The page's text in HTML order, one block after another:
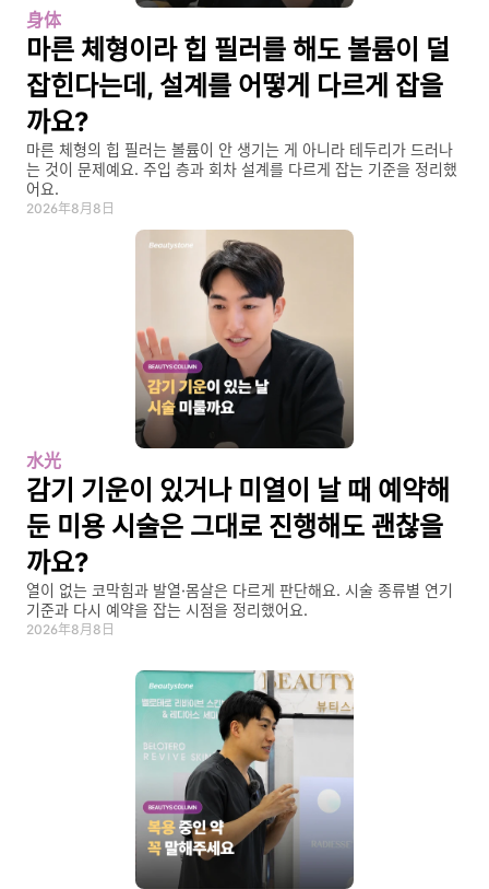
身体
마른 체형이라 힙 필러를 해도 볼륨이 덜
잡힌다는데, 설계를 어떻게 다르게 잡을
까요?
마른 체형의 힙 필러는 볼륨이 안 생기는 게 아니라 테두리가 드러나
는 것이 문제예요. 주입 층과 회차 설계를 다르게 잡는 기준을 정리했
어요.
2026年8月8日
水光
감기 기운이 있거나 미열이 날 때 예약해
둔 미용 시술은 그대로 진행해도 괜찮을
까요?
열이 없는 코막힘과 발열·몸살은 다르게 판단해요. 시술 종류별 연기
기준과 다시 예약을 잡는 시점을 정리했어요.
2026年8月8日